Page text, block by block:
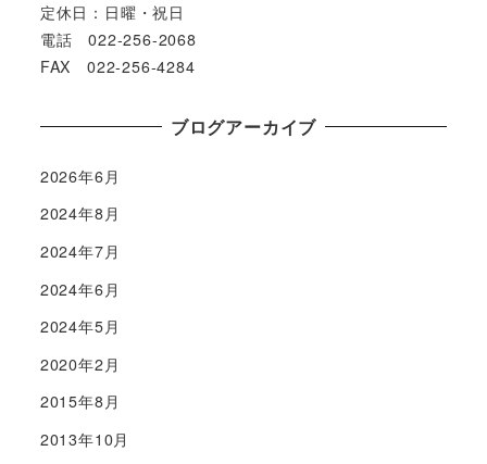
定休日：日曜・祝日
電話 022-256-2068
FAX 022-256-4284
ブログアーカイブ
2026年6月
2024年8月
2024年7月
2024年6月
2024年5月
2020年2月
2015年8月
2013年10月